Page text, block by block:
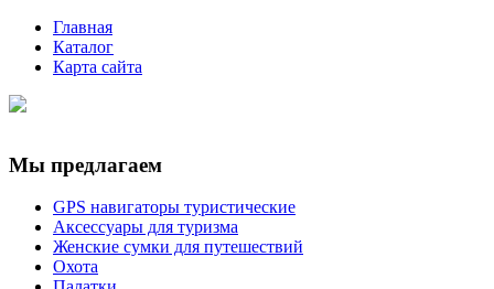
Главная
Каталог
Карта сайта
Мы предлагаем
GPS навигаторы туристические
Аксессуары для туризма
Женские сумки для путешествий
Охота